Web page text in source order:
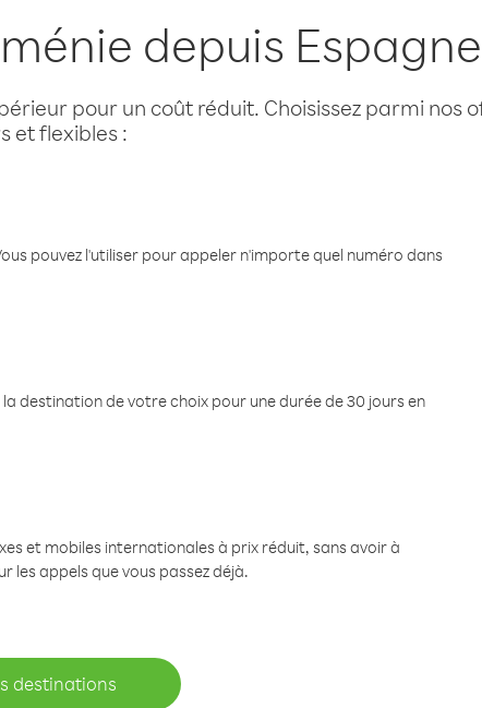
depuis Espagne
pour un coût réduit. Choisissez parmi nos
et flexibles :
pouvez l'utiliser pour appeler n'importe quel numéro dans
destination de votre choix pour une durée de 30 jours en
et mobiles internationales à prix réduit, sans avoir à
les appels que vous passez déjà.
destinations